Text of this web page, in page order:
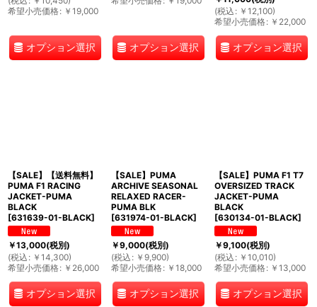
希望小売価格: ￥ 19,000
オプション選択 オプション選択
(税込 : ￥ 12,100)
希望小売価格: ￥ 22,000
オプション選択
【SALE】【送料無料】
PUMA F1 RACING
JACKET-PUMA
BLACK
[631639-01-BLACK]
￥13,000(税別)
(税込 : ￥ 14,300)
希望小売価格: ￥ 26,000
オプション選択
【SALE】PUMA
ARCHIVE SEASONAL
RELAXED RACER-
PUMA BLK
[631974-01-BLACK]
￥9,000(税別)
(税込 : ￥ 9,900)
希望小売価格: ￥ 18,000
オプション選択
【SALE】PUMA F1 T7
OVERSIZED TRACK
JACKET-PUMA
BLACK
[630134-01-BLACK]
￥9,100(税別)
(税込 : ￥ 10,010)
希望小売価格: ￥ 13,000
オプション選択